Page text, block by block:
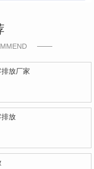
放厂家
排放